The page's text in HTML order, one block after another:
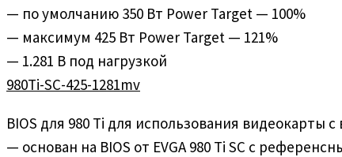
— по умолчанию 350 Вт Power Target — 100%
— максимум 425 Вт Power Target — 121%
— 1.281 В под нагрузкой
980Ti-SC-425-1281mv
BIOS для 980 Ti для использования видеокарты
— основан на BIOS от EVGA 980 Ti SC с